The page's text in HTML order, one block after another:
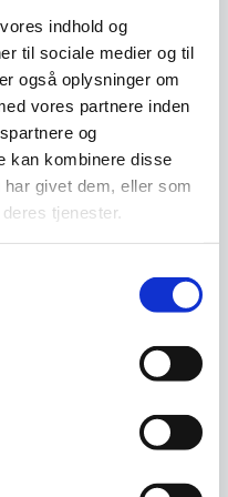
indhold og
til sociale medier og til
også oplysninger om
vores partnere inden
og
kan kombinere disse
givet dem, eller som
tjenester.
line Bord gaffel, fra
6 stk
Gaflen har en længde på
DKK
SPAR 31%